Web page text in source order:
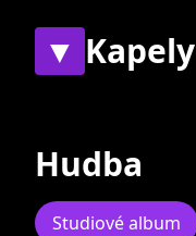
▼ Kapely
Hudba
Studiové album